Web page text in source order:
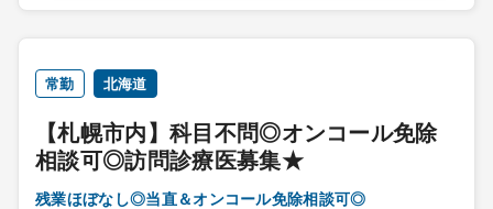
常勤 北海道
【札幌市内】科目不問◎オンコール免除
相談可◎訪問診療医募集★
残業ほぼなし◎当直＆オンコール免除相談可◎